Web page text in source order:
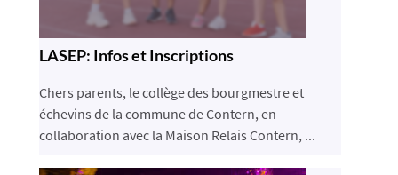
LASEP: Infos et Inscriptions
Chers parents, le collège des bourgmestre et
échevins de la commune de Contern, en
collaboration avec la Maison Relais Contern, ...